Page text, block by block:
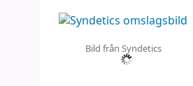
Bild från Syndetics